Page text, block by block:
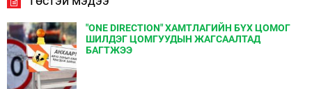
"ONE DIRECTION" ХАМТЛАГИЙН БҮХ ЦОМОГ
ШИЛДЭГ ЦОМГУУДЫН ЖАГСААЛТАД
БАГТЖЭЭ